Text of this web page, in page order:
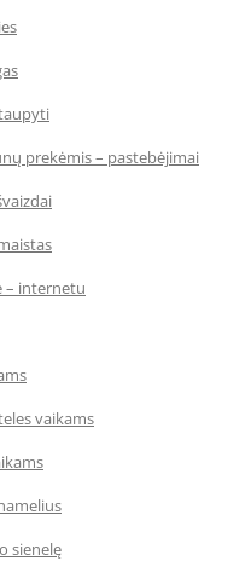
prekėmis – pastebėjimai
– internetu
vaikams
sienelę